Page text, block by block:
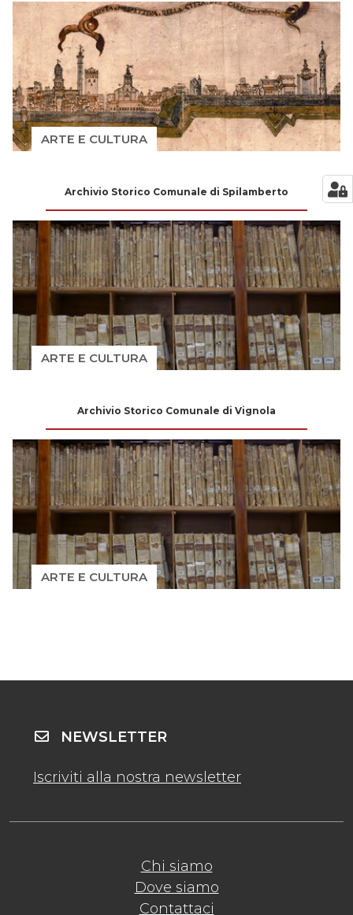
ARTE E CULTURA
Archivio Storico Comunale di Spilamberto
ARTE E CULTURA
Archivio Storico Comunale di Vignola
ARTE E CULTURA
Chi siamo
Dove siamo
Contattaci
NEWSLETTER
Iscriviti alla nostra newsletter